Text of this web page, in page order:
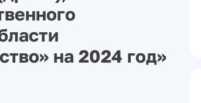
на 2024 год»